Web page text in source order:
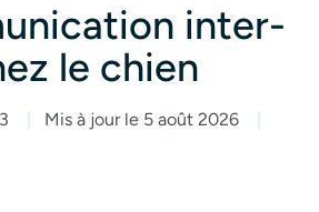
inter-
le chien
Mis à jour le 5 août 2026